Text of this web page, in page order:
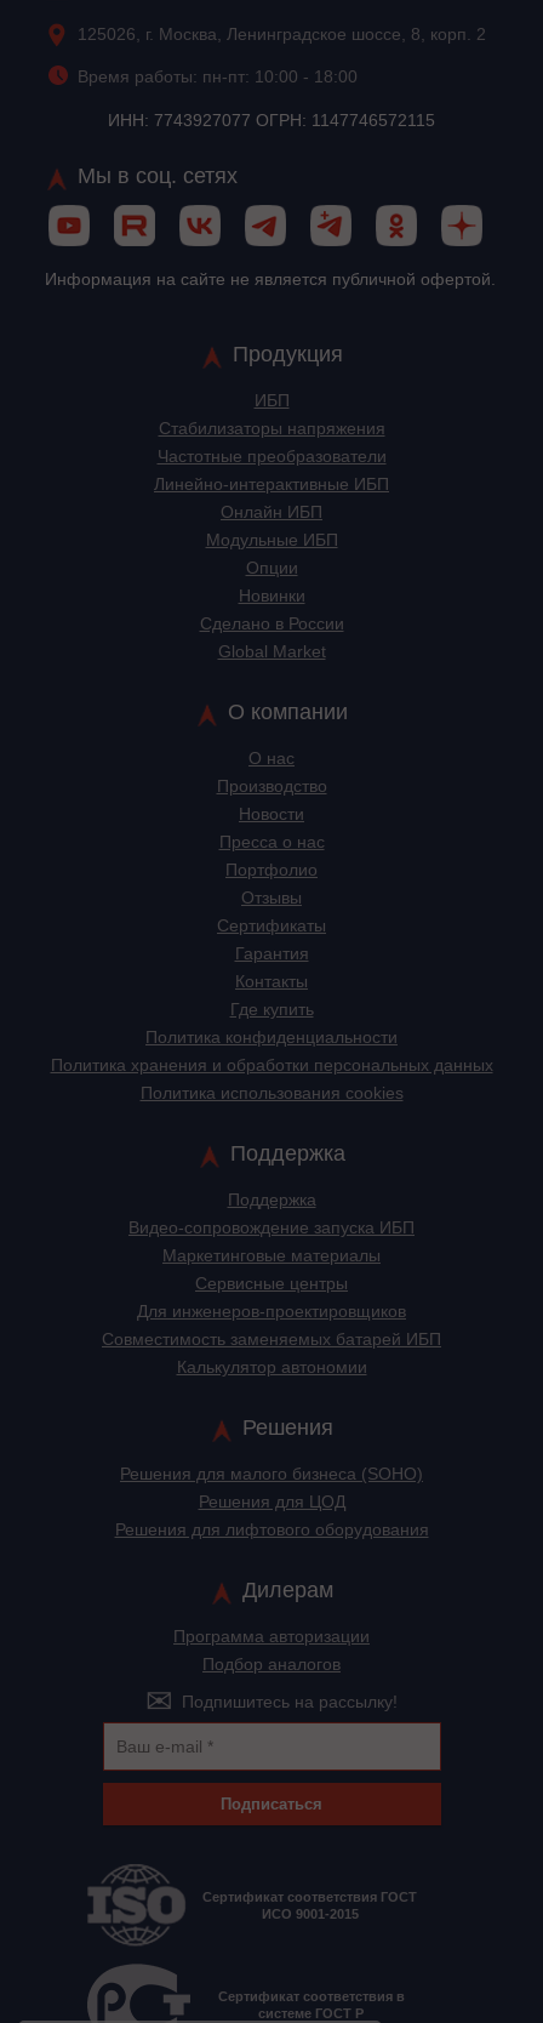
125026, г. Москва, Ленинградское шоссе, 8, корп. 2
Время работы: пн-пт: 10:00 - 18:00
ИНН: 7743927077 ОГРН: 1147746572115
Мы в соц. сетях
Информация на сайте не является публичной офертой.
Продукция
ИБП
Стабилизаторы напряжения
Частотные преобразователи
Линейно-интерактивные ИБП
Онлайн ИБП
Модульные ИБП
Опции
Новинки
Сделано в России
Global Market
О компании
О нас
Производство
Новости
Пресса о нас
Портфолио
Отзывы
Сертификаты
Гарантия
Контакты
Где купить
Политика конфиденциальности
Политика хранения и обработки персональных данных
Политика использования cookies
Поддержка
Поддержка
Видео-сопровождение запуска ИБП
Маркетинговые материалы
Сервисные центры
Для инженеров-проектировщиков
Cовместимость заменяемых батарей ИБП
Калькулятор автономии
Решения
Решения для малого бизнеса (SOHO)
Решения для ЦОД
Решения для лифтового оборудования
Дилерам
Программа авторизации
Подбор аналогов
Подпишитесь на рассылку!
Подписаться
Сертификат соответствия ГОСТ
ИСО 9001-2015
Сертификат соответствия в
системе ГОСТ Р